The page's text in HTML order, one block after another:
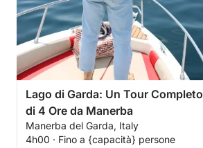
Lago di Garda: Un Tour Completo
di 4 Ore da Manerba
Manerba del Garda, Italy
4h00 · Fino a {capacità} persone